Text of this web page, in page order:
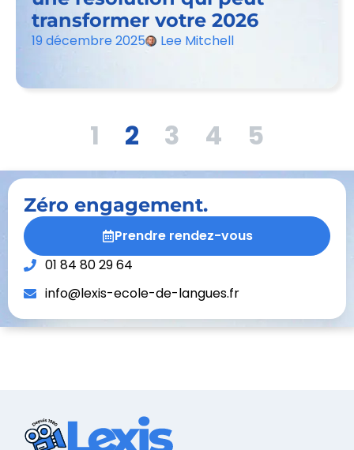
transformer votre 2026
19 décembre 2025 Lee Mitchell
1 2 3 4 5
Zéro engagement.
Prendre rendez-vous
01 84 80 29 64
info@lexis-ecole-de-langues.fr